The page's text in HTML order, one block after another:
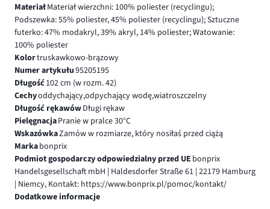
MateriałMateriał wierzchni: 100% poliester (recyclingu);
Podszewka: 55% poliester, 45% poliester (recyclingu); Sztuczne
futerko: 47% modakryl, 39% akryl, 14% poliester; Watowanie:
100% poliester
Kolortruskawkowo-brązowy
Numer artykułu95205195
Długość102 cm (w rozm. 42)
Cechyoddychający,odpychający wodę,wiatroszczelny
Długość rękawówDługi rękaw
PielęgnacjaPranie w pralce 30°C
WskazówkaZamów w rozmiarze, który nosiłaś przed ciążą
Markabonprix
Podmiot gospodarczy odpowiedzialny przed UE bonprix
Handelsgesellschaft mbH | Haldesdorfer Straße 61 | 22179 Hamburg
| Niemcy, Kontakt: https://www.bonprix.pl/pomoc/kontakt/
Dodatkowe informacje